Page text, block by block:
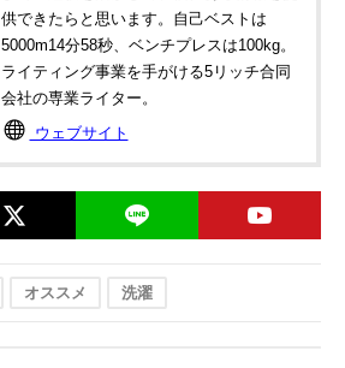
供できたらと思います。自己ベストは
5000m14分58秒、ベンチプレスは100kg。
ライティング事業を手がける5リッチ合同
会社の専業ライター。
ウェブサイト
オススメ 洗濯